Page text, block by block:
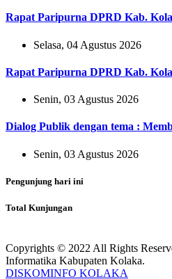
Rapat Paripurna DPRD Kab.
Selasa, 04 Agustus 2026
Rapat Paripurna DPRD Kab.
Senin, 03 Agustus 2026
Dialog Publik dengan tema :
Senin, 03 Agustus 2026
Pengunjung hari ini
Total Kunjungan
Copyrights © 2022 All Rights
Informatika Kabupaten Kolaka.
DISKOMINFO KOLAKA